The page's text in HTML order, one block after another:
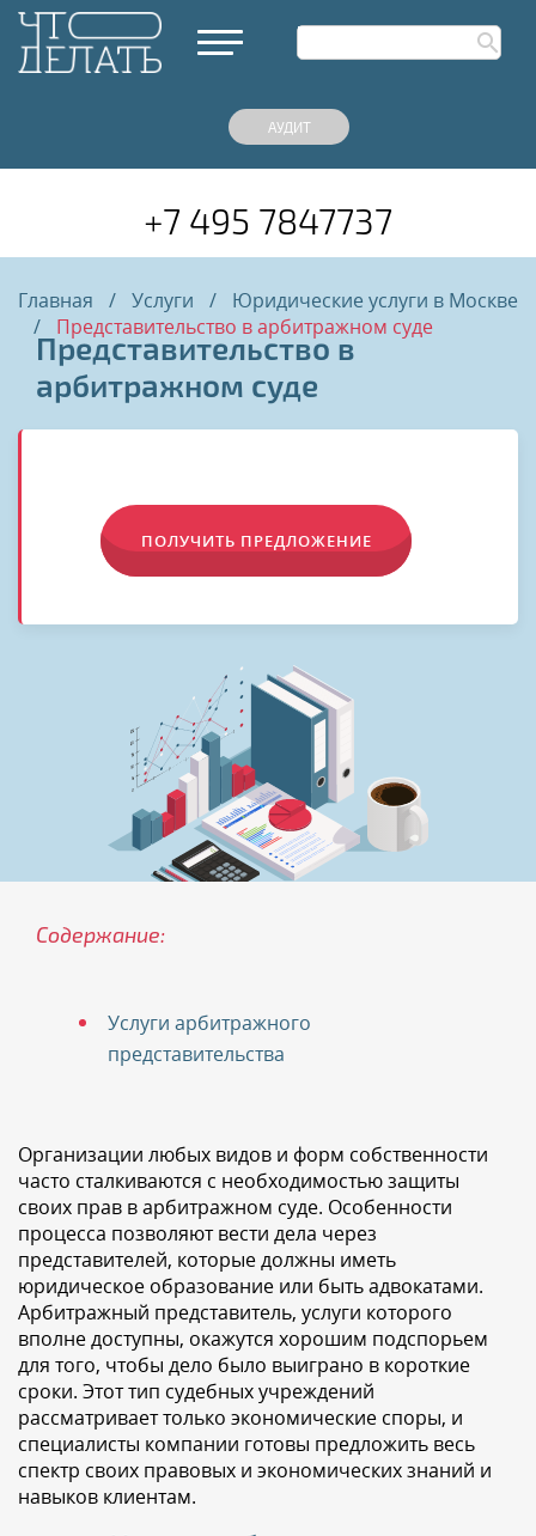
АУДИТ
+7 495 7847737
Главная / Услуги /
Юридические услуги в Москве
/
Представительство в арбитражном суде
Представительство в
арбитражном суде
ПОЛУЧИТЬ ПРЕДЛОЖЕНИЕ
Содержание:
Услуги арбитражного
представительства
Организации любых видов и форм собственности
часто сталкиваются с необходимостью защиты
своих прав в арбитражном суде. Особенности
процесса позволяют вести дела через
представителей, которые должны иметь
юридическое образование или быть адвокатами.
Арбитражный представитель, услуги которого
вполне доступны, окажутся хорошим подспорьем
для того, чтобы дело было выиграно в короткие
сроки. Этот тип судебных учреждений
рассматривает только экономические споры, и
специалисты компании готовы предложить весь
спектр своих правовых и экономических знаний и
навыков клиентам.